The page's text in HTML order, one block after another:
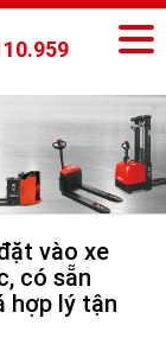
vào xe
có sẵn
hợp lý tận